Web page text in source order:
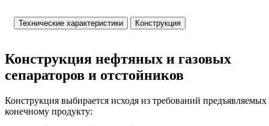
Технические характеристики Конструкция
Конструкция нефтяных и газовых
сепараторов и отстойников
Конструкция выбирается исходя из требований предъявляемых
конечному продукту: